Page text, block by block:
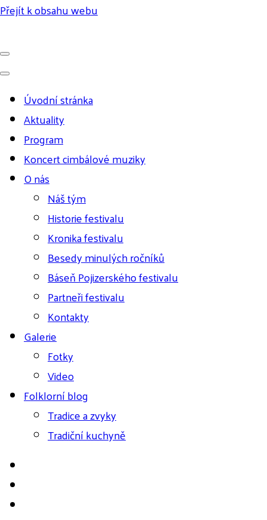
Přejít k obsahu webu
Úvodní stránka
Aktuality
Program
Koncert cimbálové muziky
O nás
Náš tým
Historie festivalu
Kronika festivalu
Besedy minulých ročníků
Báseň Pojizerského festivalu
Partneři festivalu
Kontakty
Galerie
Fotky
Video
Folklorní blog
Tradice a zvyky
Tradiční kuchyně